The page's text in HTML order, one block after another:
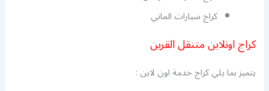
كراج سيارات الماني
كراج اونلاين متنقل القرين
يتميز بما يلي كراج خدمة اون لاين :